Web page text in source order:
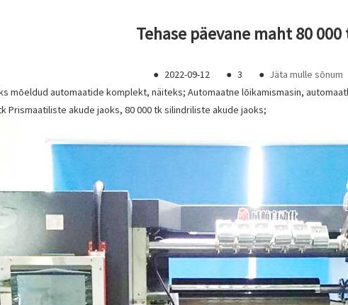
Tehase päevane maht 80 000
● 2022-09-12 ● 3 ● Jäta mulle sõnum
mõeldud automaatide komplekt, näiteks; Automaatne lõikamismasin,
Prismaatiliste akude jaoks, 80 000 tk silindriliste akude jaoks;